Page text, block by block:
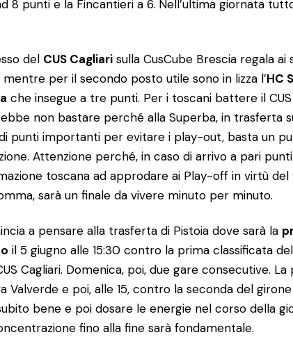
8 punti e la Fincantieri a 6. Nell’ultima giornata
del CUS Cagliari sulla CusCube Brescia regala ai
mentre per il secondo posto utile sono in lizza l’HC
che insegue a tre punti. Per i toscani battere il
non bastare perché alla Superba, in trasferta
punti importanti per evitare i play-out, basta un
Attenzione perché, in caso di arrivo a pari
toscana ad approdare ai Play-off in virtù del
sarà un finale da vivere minuto per minuto.
a pensare alla trasferta di Pistoia dove sarà la
il 5 giugno alle 15:30 contro la prima classificata
Cagliari. Domenica, poi, due gare consecutive. La
Valverde e poi, alle 15, contro la seconda del girone
bene e poi dosare le energie nel corso della
fino alla fine sarà fondamentale.